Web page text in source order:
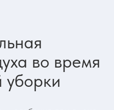
во время
уборки